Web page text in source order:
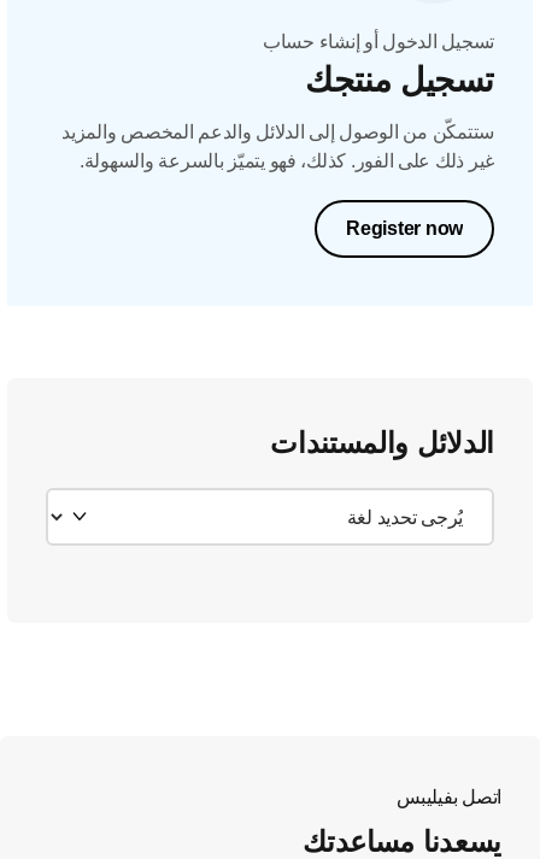
تسجيل الدخول أو إنشاء حساب
تسجيل منتجك
ستتمكّن من الوصول إلى الدلائل والدعم المخصص والمزيد
غير ذلك على الفور. كذلك، فهو يتميّز بالسرعة والسهولة.
Register now
الدلائل والمستندات
اتصل بفيليبس
يسعدنا مساعدتك